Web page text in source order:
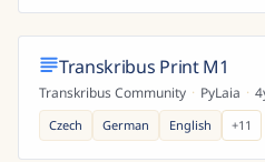
Transkribus Print M1
Transkribus Community · PyLaia ·
Czech German English +11